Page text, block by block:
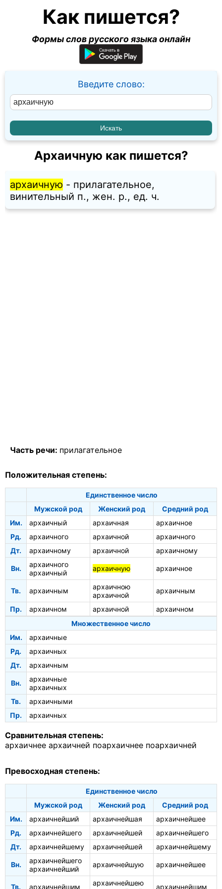
Как пишется?
Формы слов русского языка онлайн
Введите слово:
Архаичную как пишется?
архаичную - прилагательное,
винительный п., жен. p., ед. ч.
Часть речи: прилагательное
Положительная степень:
Единственное число
Мужской род
Женский род
Средний род
Им.
архаичный архаичная
архаичное
Рд.
архаичного архаичной
архаичного
Дт.
архаичному архаичной архаичному
Вн.
архаичного
архаичный
архаичную архаичное
Тв. архаичным
архаичною
архаичной
архаичным
Пр. архаичном архаичной
архаичном
Множественное число
Им.
архаичные
Рд.
архаичных
Дт.
архаичным
Вн.
архаичные
архаичных
Тв.
архаичными
Пр.
архаичных
Сравнительная степень:
архаичнее архаичней поархаичнее поархаичней
Превосходная степень:
Единственное число
Мужской род
Женский род
Средний род
Им.
архаичнейший архаичнейшая
архаичнейшее
Рд.
архаичнейшего архаичнейшей
архаичнейшего
Дт.
архаичнейшему архаичнейшей архаичнейшему
Вн.
архаичнейшего
архаичнейший
архаичнейшую архаичнейшее
Тв. архаичнейшим
архаичнейшею
архаичнейшим